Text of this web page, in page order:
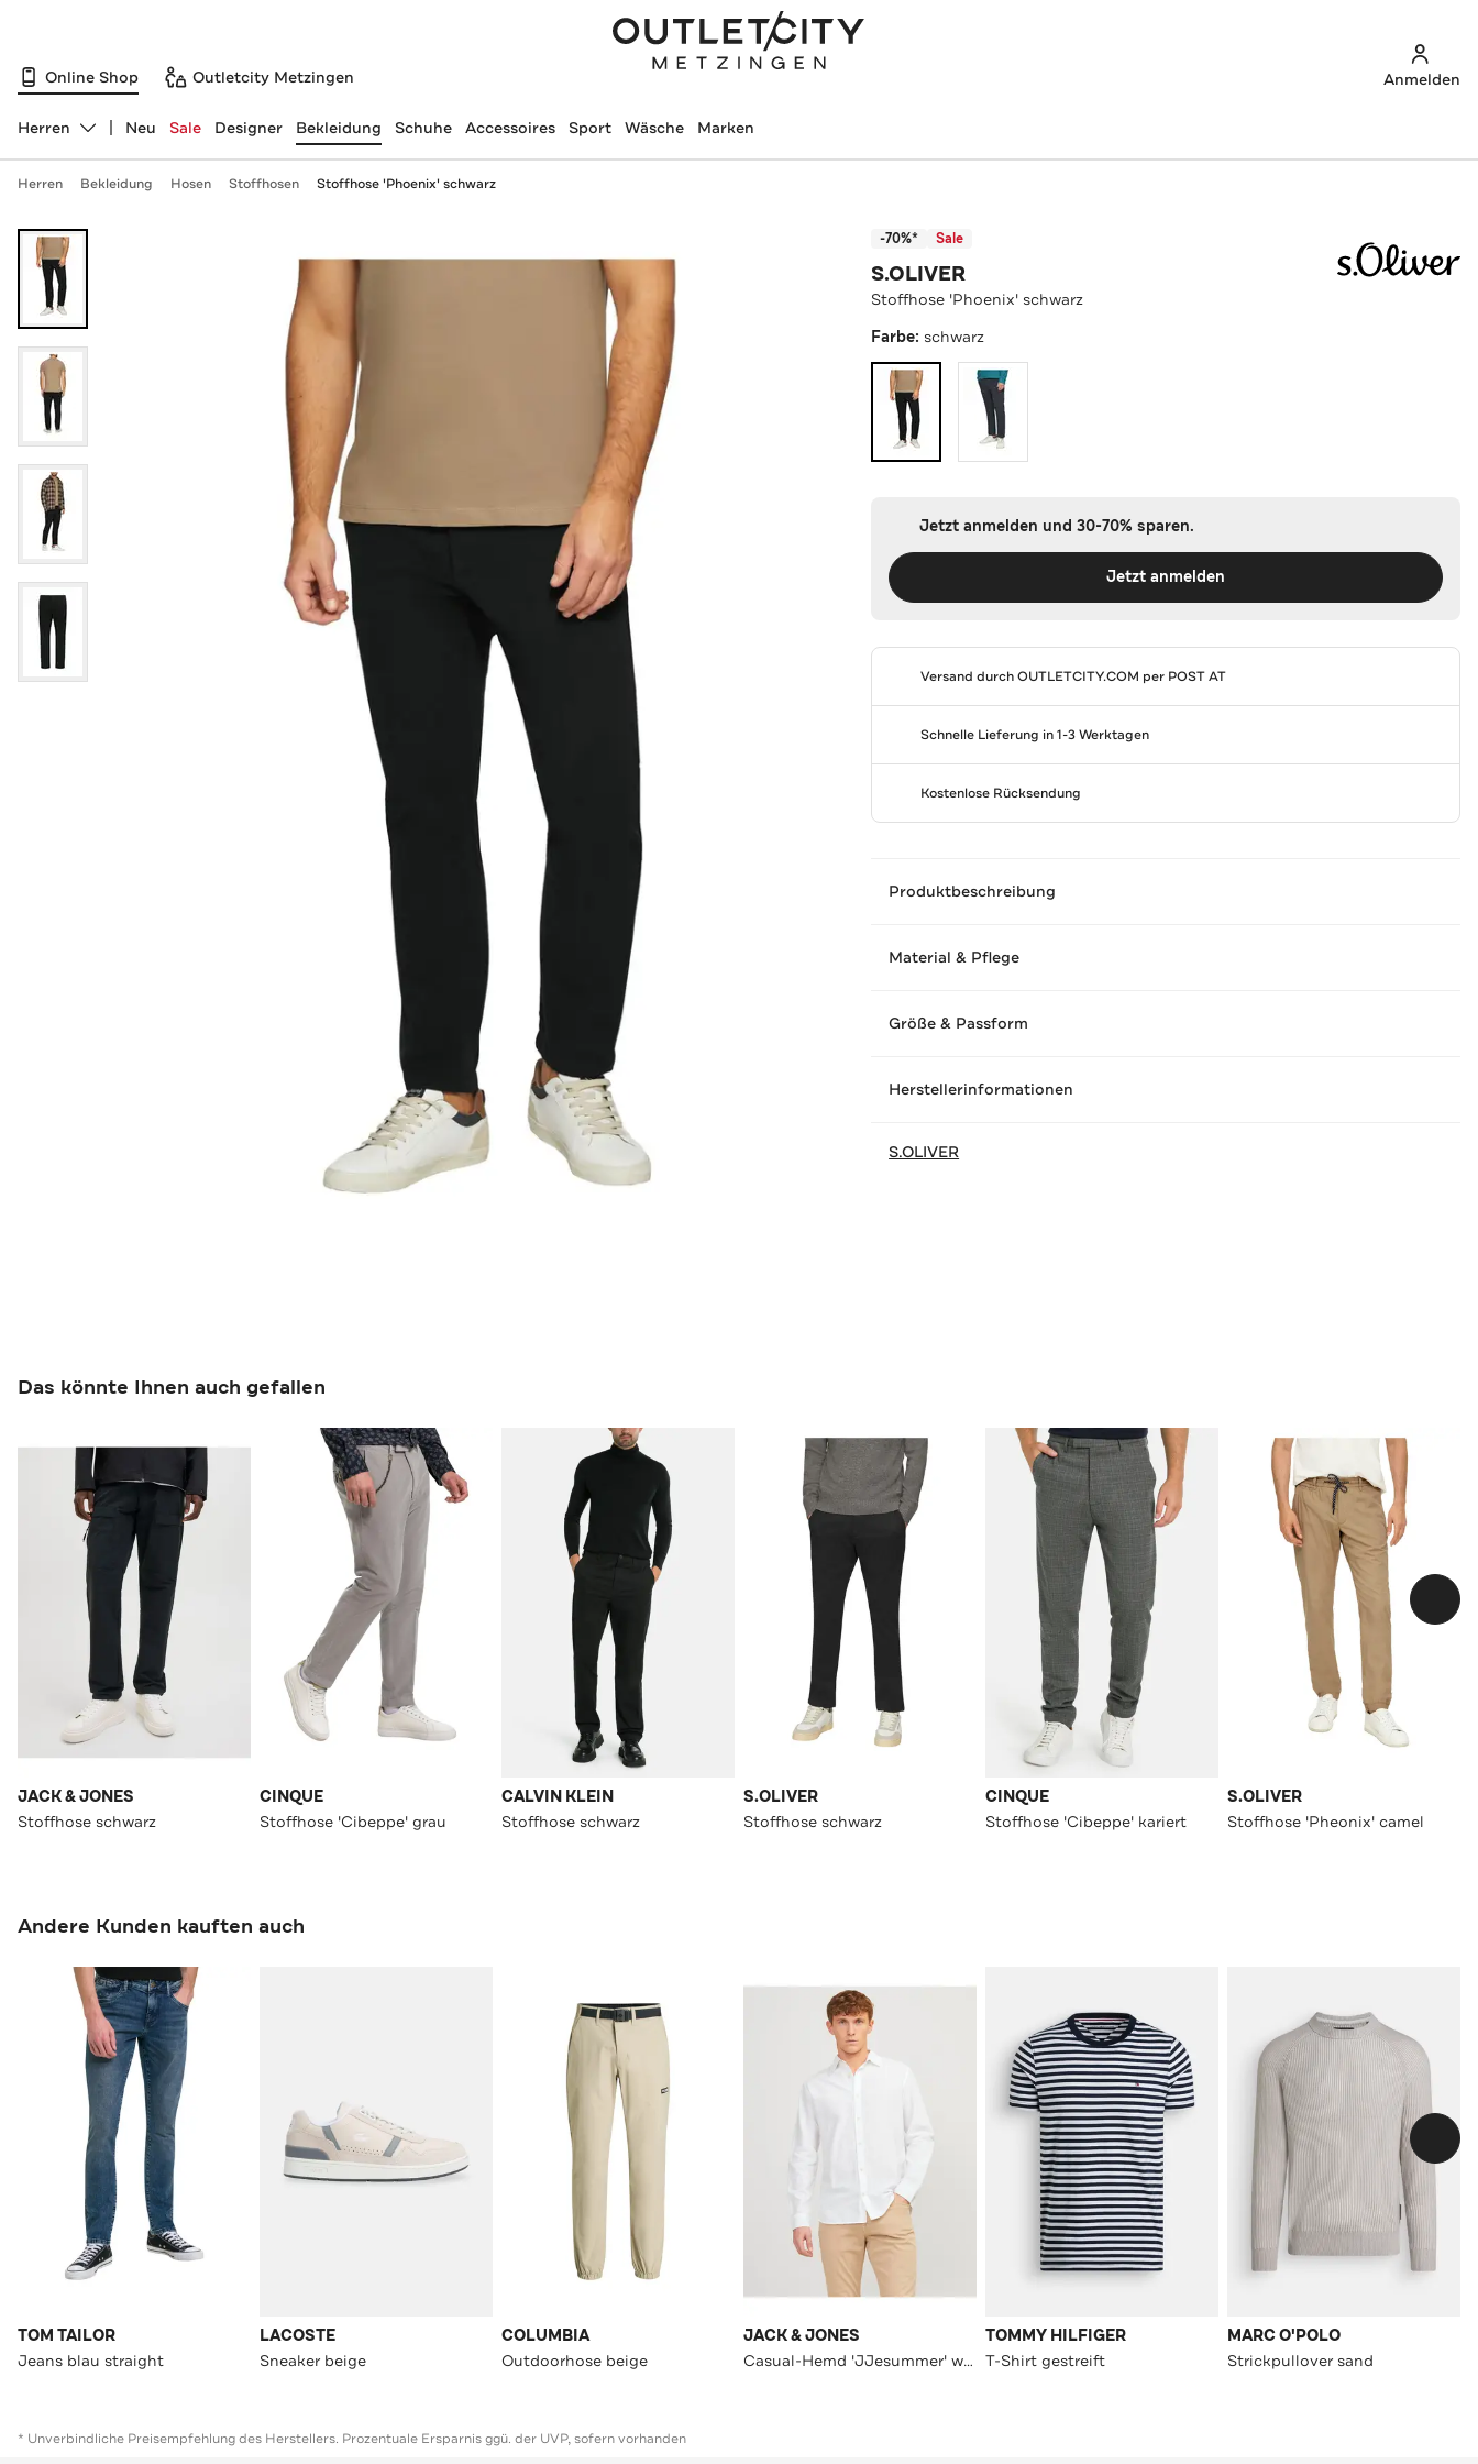
Online Shop Outletcity Metzingen Anmelden
Abteilung ändern, ausgewählt:
Herren Neu Sale Designer Bekleidung Schuhe Accessoires Sport Wäsche Marken
Herren Bekleidung Hosen Stoffhosen Stoffhose 'Phoenix' schwarz
-70%* Sale
S.OLIVER
Stoffhose 'Phoenix' schwarz
Farbe: schwarz
Jetzt anmelden und 30-70% sparen.
Jetzt anmelden
Versand durchOUTLETCITY.COM per POST AT
Schnelle Lieferung in 1-3 Werktagen
Kostenlose Rücksendung
Produktbeschreibung
Material & Pflege
Größe & Passform
Herstellerinformationen
S.OLIVER
Das könnte Ihnen auch gefallen
JACK & JONES
Stoffhose schwarz
CINQUE
Stoffhose 'Cibeppe' grau
CALVIN KLEIN
Stoffhose schwarz
S.OLIVER
Stoffhose schwarz
CINQUE
Stoffhose 'Cibeppe' kariert
S.OLIVER
Stoffhose 'Pheonix' camel
Andere Kunden kauften auch
TOM TAILOR
Jeans blau straight
LACOSTE
Sneaker beige
COLUMBIA
Outdoorhose beige
JACK & JONES
Casual-Hemd 'JJesummer' weiß
TOMMY HILFIGER
T-Shirt gestreift
MARC O'POLO
Strickpullover sand
* Unverbindliche Preisempfehlung des Herstellers. Prozentuale Ersparnis ggü. der UVP, sofern vorhanden